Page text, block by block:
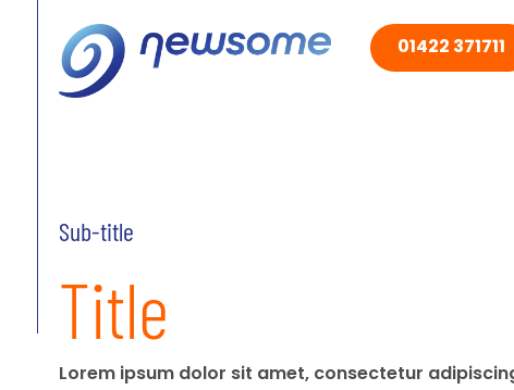
01422 371711
Sub-title
Title
Lorem ipsum dolor sit amet, consectetur